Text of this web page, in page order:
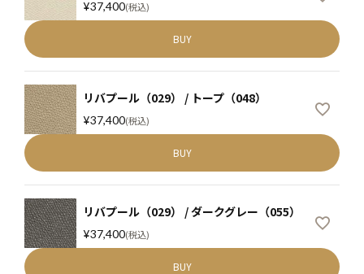
¥37,400 税込
BUY
リバプール（029） / トープ（048）
¥37,400 税込
BUY
リバプール（029） / ダークグレー（055）
¥37,400 税込
BUY